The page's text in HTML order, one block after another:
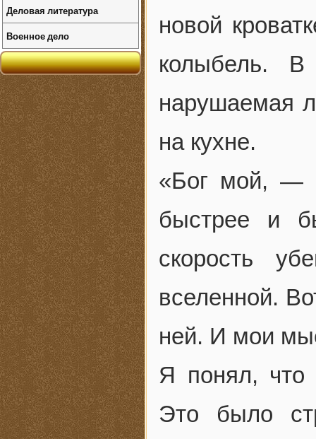
новой
колыбель. В
нарушаемая
на кухне.
«Бог мой, —
быстрее и
скорость
вселенной.
ней. И мои
Я понял, что
Это было
Деловая литература
Военное дело